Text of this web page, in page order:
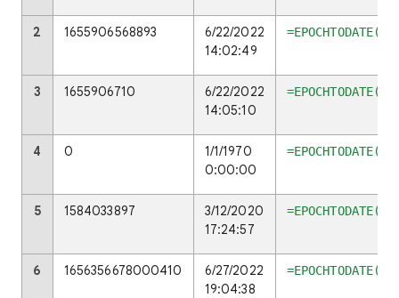
2 1655906568893
6/22/2022
14:02:49
3 1655906710
6/22/2022
14:05:10
4 0
1/1/1970
0:00:00
5 1584033897
3/12/2020
17:24:57
6 1656356678000410
6/27/2022
19:04:38